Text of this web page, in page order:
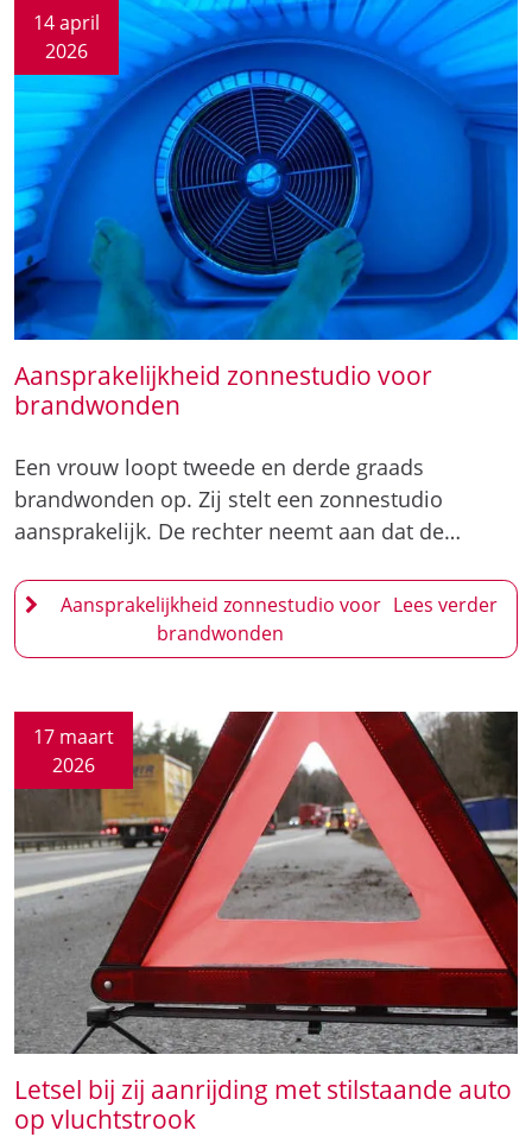
14 april
2026
Aansprakelijkheid zonnestudio voor
brandwonden
Een vrouw loopt tweede en derde graads
brandwonden op. Zij stelt een zonnestudio
aansprakelijk. De rechter neemt aan dat de…
Aansprakelijkheid zonnestudio voor
brandwonden
17 maart
2026
Letsel bij zij aanrijding met stilstaande auto
op vluchtstrook